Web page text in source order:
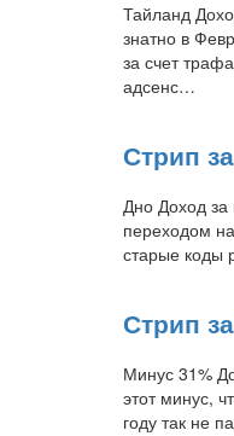
Тайланд
знатно в
за счет
адсенс…
Стрип
Дно Доход за
переходом
старые коды
Стрип
Минус 31%
этот минус,
году так не